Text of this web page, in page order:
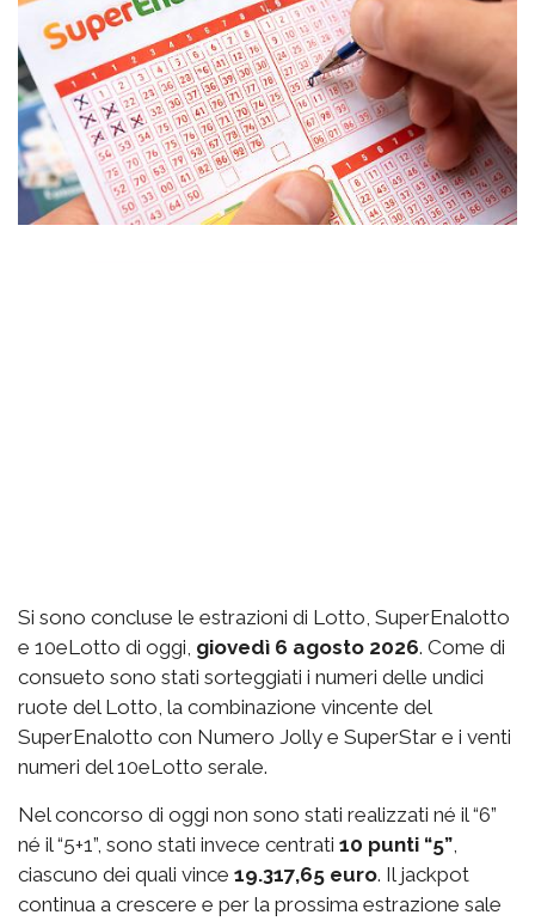
Si sono concluse le estrazioni di Lotto, SuperEnalotto
e 10eLotto di oggi, giovedì 6 agosto 2026. Come di
consueto sono stati sorteggiati i numeri delle undici
ruote del Lotto, la combinazione vincente del
SuperEnalotto con Numero Jolly e SuperStar e i venti
numeri del 10eLotto serale.
Nel concorso di oggi non sono stati realizzati né il “6”
né il “5+1”, sono stati invece centrati 10 punti “5”,
ciascuno dei quali vince 19.317,65 euro. Il jackpot
continua a crescere e per la prossima estrazione sale